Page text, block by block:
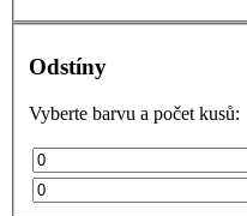
Odstíny
Vyberte barvu a počet kusů: